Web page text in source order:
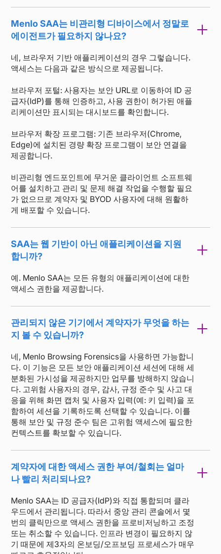
Menlo SAA는 비관리형 디바이스에서 정말로
에이전트가 필요하지 않나요?
네, 브라우저 기반 애플리케이션의 경우 그렇습니다.
액세스는 다음과 같은 방식으로 제공됩니다.
브라우저 포털: 사용자는 보안 URL로 이동하여 ID 공
급자(IdP)를 통해 인증하고, 사용 권한이 허가된 애플
리케이션만 표시되는 대시보드를 확인합니다.
브라우저 확장 프로그램: 기존 브라우저(Chrome,
Edge)에 설치된 경량 확장 프로그램이 보안 연결을
제공합니다.
비관리형 엔드포인트에 무거운 클라이언트 소프트웨
어를 설치하고 관리 및 문제 해결 작업을 수행할 필요
가 없으므로 계약자 및 BYOD 사용자에 대해 원활하
게 배포할 수 있습니다.
SAA는 웹 기반이 아닌 애플리케이션을 지원
합니까?
예. Menlo SAA는 모든 유형의 애플리케이션에 대한
액세스 권한을 제공합니다.
관리되지 않은 기기에서 계약자가 무엇을 하는
지 볼 수 있습니까?
네, Menlo Browsing Forensics을 사용하면 가능합니
다. 이 기능은 모든 보안 애플리케이션 세션에 대해 세
분화된 가시성을 제공하지만 업무를 방해하지 않습니
다. 고위험 사용자의 경우, 감사, 규정 준수 및 사고 대
응을 위해 화면 캡처 및 사용자 입력(예: 키 입력)을 포
함하여 세션을 기록하도록 선택할 수 있습니다. 이를
통해 보안 및 규정 준수 팀은 고위험 액세스에 필요한
컨텍스트를 확보할 수 있습니다.
계약자에 대한 액세스 권한 부여/철회는 얼마
나 빨리 처리되나요?
Menlo SAA는 ID 공급자(IdP)와 직접 통합되며 클라
우드에서 관리됩니다. 따라서 중앙 관리 콘솔에서 몇
번의 클릭만으로 액세스 권한을 프로비저닝하고 조정
또는 취소할 수 있습니다. 인프라 변경이 필요하지 않
기 때문에 제3자의 온보딩/오프보딩 프로세스가 매우